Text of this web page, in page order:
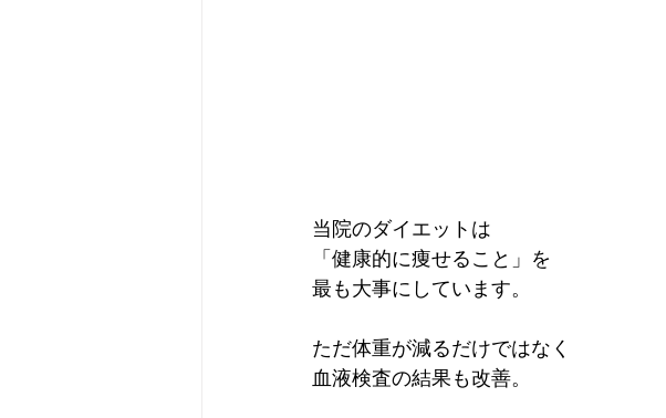
当院のダイエットは
「健康的に痩せること」を
最も大事にしています。
ただ体重が減るだけではなく
血液検査の結果も改善。